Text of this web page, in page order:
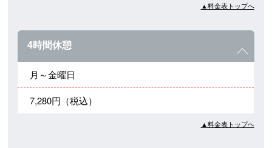
▲料金表トップへ
4時間休憩
月～金曜日
7,280円（税込）
▲料金表トップへ